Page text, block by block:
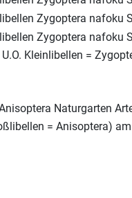
Kleinlibellen =
= Anisoptera)